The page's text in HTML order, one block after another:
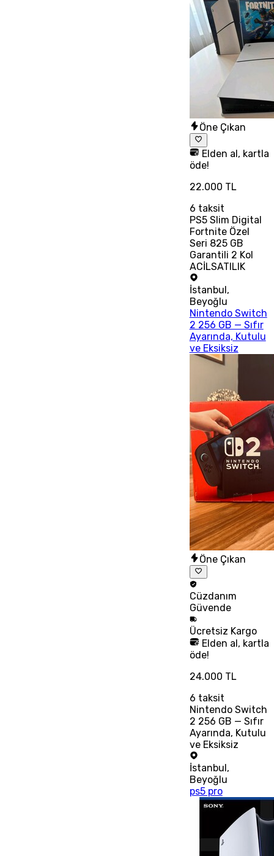
Öne Çıkan
Elden al, kartla
öde!
22.000 TL
6 taksit
PS5 Slim Digital
Fortnite Özel
Seri 825 GB
Garantili 2 Kol
ACİLSATILIK
İstanbul,
Beyoğlu
Nintendo Switch
2 256 GB — Sıfır
Ayarında, Kutulu
ve Eksiksiz
Öne Çıkan
Cüzdanım
Güvende
Ücretsiz Kargo
Elden al, kartla
öde!
24.000 TL
6 taksit
Nintendo Switch
2 256 GB — Sıfır
Ayarında, Kutulu
ve Eksiksiz
İstanbul,
Beyoğlu
ps5 pro